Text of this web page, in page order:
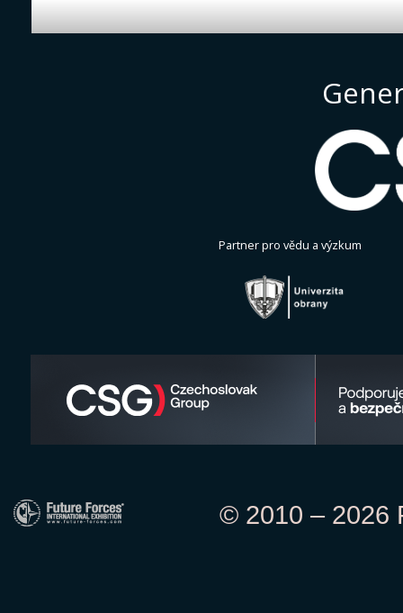
Partner pro vědu a výzkum
© 2010 – 2026